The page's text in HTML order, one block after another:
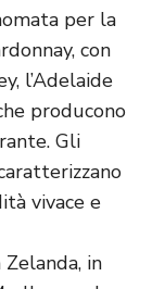
per la
con
l’Adelaide
producono
Gli
vivace e
Zelanda, in